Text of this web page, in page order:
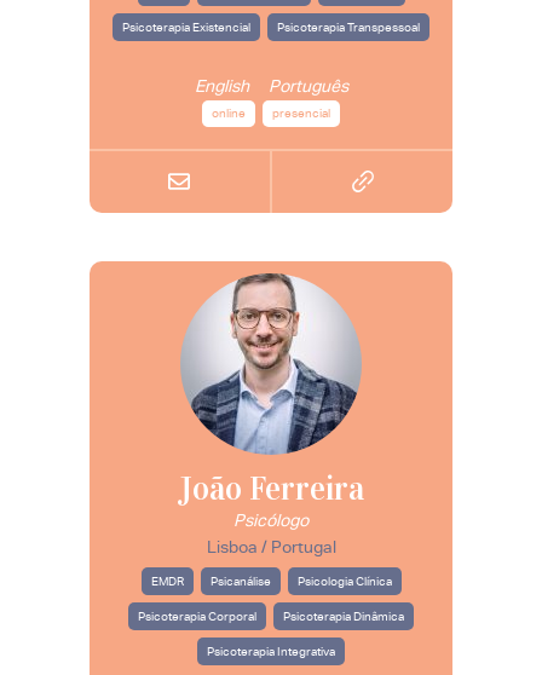
Psicoterapia Existencial Psicoterapia Transpessoal
English Português
online presencial
João Ferreira
Psicólogo
Lisboa / Portugal
EMDR Psicanálise Psicologia Clínica
Psicoterapia Corporal Psicoterapia Dinâmica
Psicoterapia Integrativa